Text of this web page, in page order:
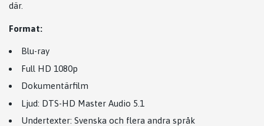
där.
Format:
Blu-ray
Full HD 1080p
Dokumentärfilm
Ljud: DTS-HD Master Audio 5.1
Undertexter: Svenska och flera andra språk